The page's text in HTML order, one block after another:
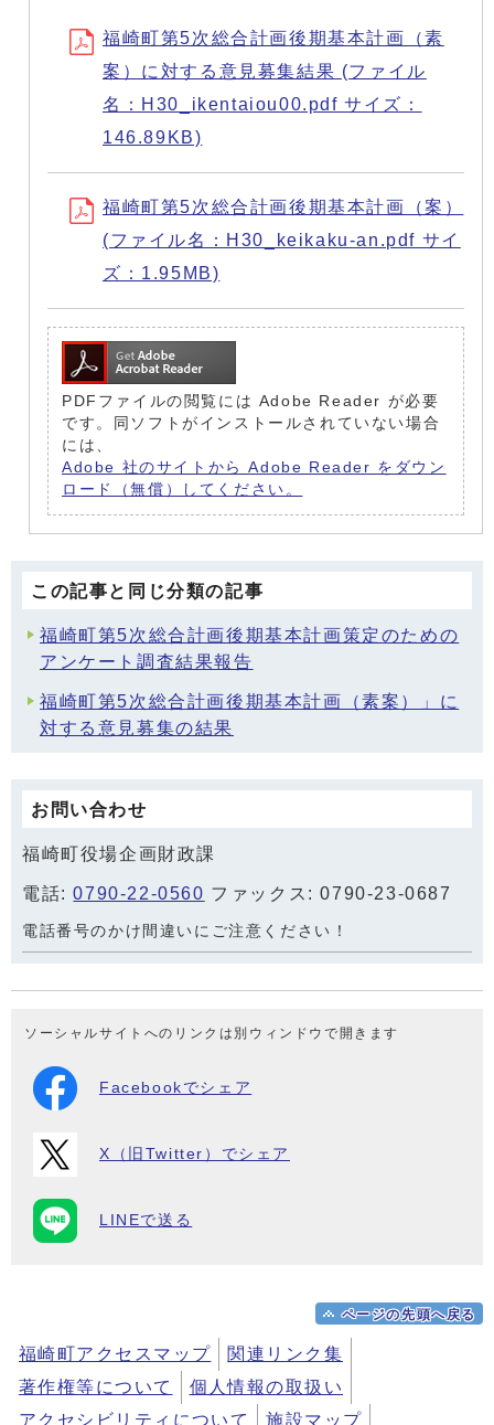
福崎町第5次総合計画後期基本計画（素
案）に対する意見募集結果 (ファイル
名：H30_ikentaiou00.pdf サイズ：
146.89KB)
福崎町第5次総合計画後期基本計画（案）
(ファイル名：H30_keikaku-an.pdf サイ
ズ：1.95MB)
PDFファイルの閲覧には Adobe Reader が必要
です。同ソフトがインストールされていない場合
には、
Adobe 社のサイトから Adobe Reader をダウン
ロード（無償）してください。
この記事と同じ分類の記事
福崎町第5次総合計画後期基本計画策定のための
アンケート調査結果報告
福崎町第5次総合計画後期基本計画（素案）」に
対する意見募集の結果
お問い合わせ
福崎町役場企画財政課
電話:0790-22-0560 ファックス: 0790-23-0687
電話番号のかけ間違いにご注意ください！
ソーシャルサイトへのリンクは別ウィンドウで開きます
Facebookでシェア
X（旧Twitter）でシェア
LINEで送る
ページの先頭へ戻る
福崎町アクセスマップ
関連リンク集
著作権等について
個人情報の取扱い
アクセシビリティについて
施設マップ